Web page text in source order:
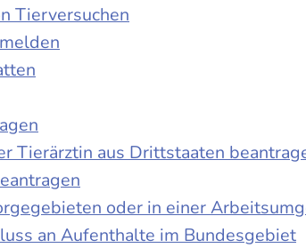
Tierversuchen
Tierärztin aus Drittstaaten
oder in einer
an Aufenthalte im Bundesgebiet